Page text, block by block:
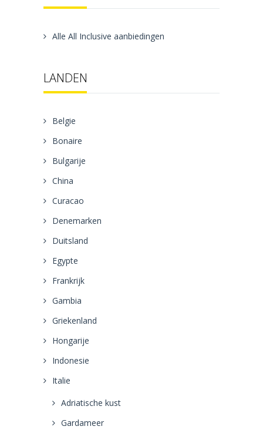
Alle All Inclusive aanbiedingen
LANDEN
Belgie
Bonaire
Bulgarije
China
Curacao
Denemarken
Duitsland
Egypte
Frankrijk
Gambia
Griekenland
Hongarije
Indonesie
Italie
Adriatische kust
Gardameer